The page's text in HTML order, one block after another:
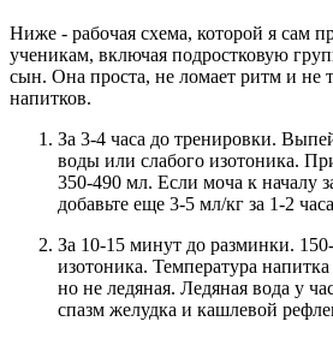
Ниже - рабочая схема, которой я сам
ученикам, включая подростковую
сын. Она проста, не ломает ритм и не
напитков.
За 3-4 часа до тренировки.
воды или слабого изотоника.
350-490 мл. Если моча к началу
добавьте еще 3-5 мл/кг за 1-2
За 10-15 минут до разминки.
изотоника. Температура
но не ледяная. Ледяная вода у
спазм желудка и кашлевой